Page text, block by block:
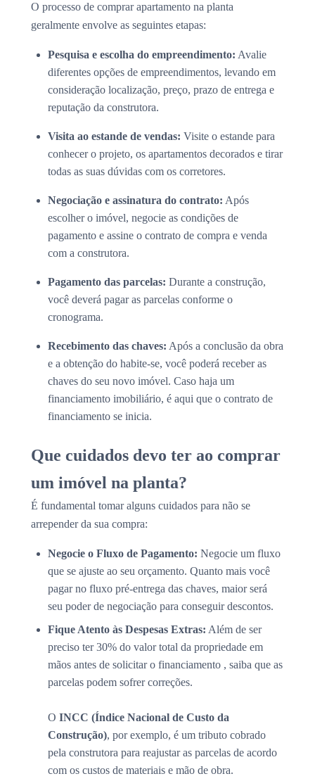
O processo de comprar apartamento na planta
geralmente envolve as seguintes etapas:
Pesquisa e escolha do empreendimento: Avalie
diferentes opções de empreendimentos, levando em
consideração localização, preço, prazo de entrega e
reputação da construtora.
Visita ao estande de vendas: Visite o estande para
conhecer o projeto, os apartamentos decorados e tirar
todas as suas dúvidas com os corretores.
Negociação e assinatura do contrato: Após
escolher o imóvel, negocie as condições de
pagamento e assine o contrato de compra e venda
com a construtora.
Pagamento das parcelas: Durante a construção,
você deverá pagar as parcelas conforme o
cronograma.
Recebimento das chaves: Após a conclusão da obra
e a obtenção do habite-se, você poderá receber as
chaves do seu novo imóvel. Caso haja um
financiamento imobiliário, é aqui que o contrato de
financiamento se inicia.
Que cuidados devo ter ao comprar
um imóvel na planta?
É fundamental tomar alguns cuidados para não se
arrepender da sua compra:
Negocie o Fluxo de Pagamento: Negocie um fluxo
que se ajuste ao seu orçamento. Quanto mais você
pagar no fluxo pré-entrega das chaves, maior será
seu poder de negociação para conseguir descontos.
Fique Atento às Despesas Extras: Além de ser
preciso ter 30% do valor total da propriedade em
mãos antes de solicitar o financiamento , saiba que as
parcelas podem sofrer correções.
O INCC (Índice Nacional de Custo da
Construção), por exemplo, é um tributo cobrado
pela construtora para reajustar as parcelas de acordo
com os custos de materiais e mão de obra.